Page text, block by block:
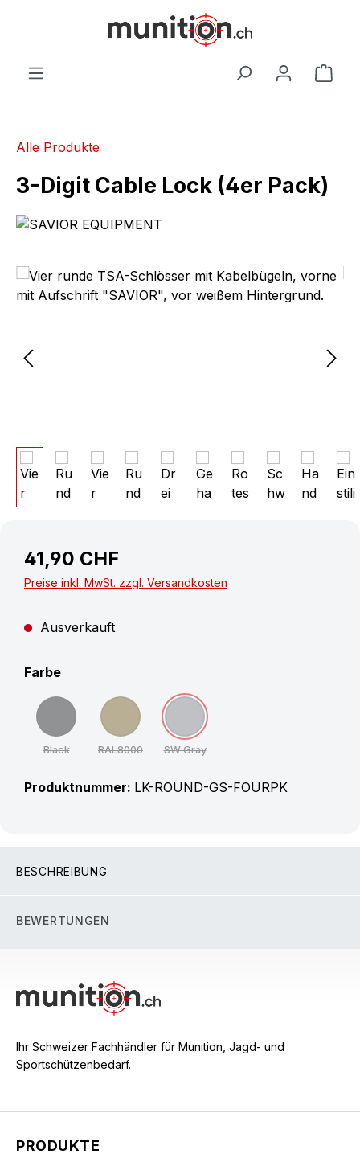
Alle Produkte
3-Digit Cable Lock (4er Pack)
Bildergalerie überspringen
41,90 CHF
Preise inkl. MwSt. zzgl. Versandkosten
Ausverkauft
Farbeauswählen
Black
(Diese Option ist zurzeit nicht verfügbar.)
RAL8000
(Diese Option ist zurzeit nicht verfügbar.)
SW Gray
(Diese Option ist zurzeit nicht
Produktnummer: LK-ROUND-GS-FOURPK
BESCHREIBUNG
BEWERTUNGEN
Ihr Schweizer Fachhändler für Munition, Jagd- und
Sportschützenbedarf.
PRODUKTE